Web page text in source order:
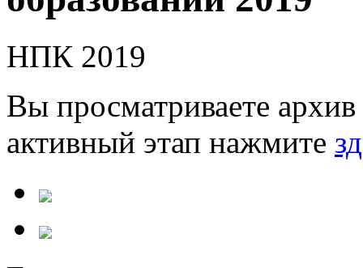
НПК 2019
Вы просматриваете
активный этап нажмите